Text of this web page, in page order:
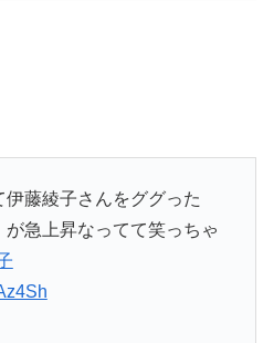
藤綾子さんをググった
急上昇なってて笑っちゃ